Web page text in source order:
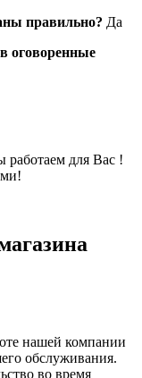
правильно? Да
оговоренные
работаем для Вас !
нашей компании
обслуживания.
во время